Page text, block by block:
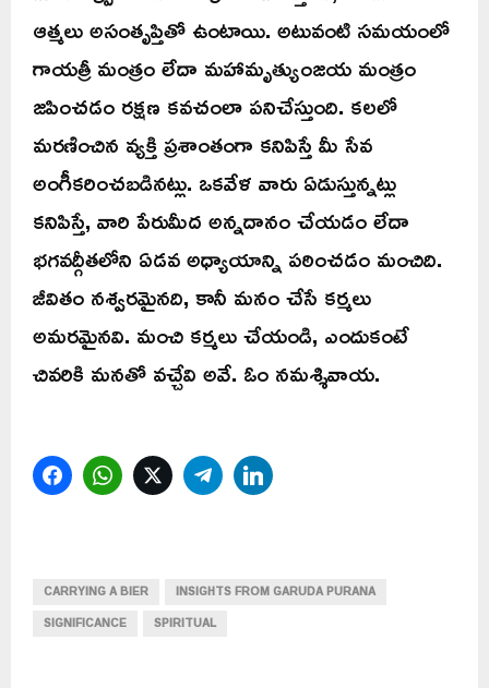
ఆత్మలు అసంతృప్తితో ఉంటాయి. అటువంటి సమయంలో
గాయత్రీ మంత్రం లేదా మహామృత్యుంజయ మంత్రం
జపించడం రక్షణ కవచంలా పనిచేస్తుంది. కలలో
మరణించిన వ్యక్తి ప్రశాంతంగా కనిపిస్తే మీ సేవ
అంగీకరించబడినట్లు. ఒకవేళ వారు ఏడుస్తున్నట్లు
కనిపిస్తే, వారి పేరుమీద అన్నదానం చేయడం లేదా
భగవద్గీతలోని ఏడవ అధ్యాయాన్ని పఠించడం మంచిది.
జీవితం నశ్వరమైనది, కానీ మనం చేసే కర్మలు
అమరమైనవి. మంచి కర్మలు చేయండి, ఎందుకంటే
చివరికి మనతో వచ్చేవి అవే. ఓం నమశ్శివాయ.
FacebookWhatsAppTwitterTelegram
CARRYING A BIER
INSIGHTS FROM GARUDA PURANA
SIGNIFICANCE
SPIRITUAL